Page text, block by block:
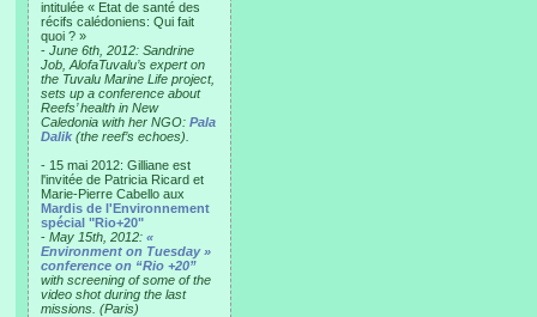
intitulée « Etat de santé des
récifs calédoniens: Qui fait
quoi ? »
- June 6th, 2012: Sandrine
Job, AlofaTuvalu’s expert on
the Tuvalu Marine Life project,
sets up a conference about
Reefs’ health in New
Caledonia with her NGO: Pala
Dalik (the reef’s echoes).
- 15 mai 2012: Gilliane est
l'invitée de Patricia Ricard et
Marie-Pierre Cabello aux
Mardis de l'Environnement
spécial "Rio+20"
- May 15th, 2012: «
Environment on Tuesday »
conference on “Rio +20”
with screening of some of the
video shot during the last
missions. (Paris)